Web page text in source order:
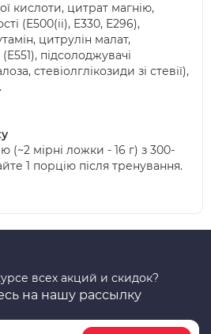
кислоти, цитрат магнію,
(E500(ii), E330, E296),
цитрулін малат,
підсолоджувачі
стевіолглікозиди зі стевії),
(~2 мірні ложки - 16 г) з 300-
1 порцію після тренування.
всех акций и скидок?
на нашу рассылку